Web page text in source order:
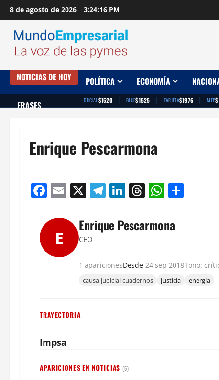
Saltar
al
contenido
8 de agosto de 2026 3:24:17 PM
NOTICIAS DE HOY POLÍTICA ECONOMÍA
FRASES OFICIAL$1520 | BLUE$1525 | TARJETA$1976 | MEP
Enrique Pescarmona
Facebook
Email
X Telegram
LinkedIn
Threads
E
Enrique Pescarmona
CEO
1 aparicionesDesde 24 sep 2018Tono:
causa judicial cuadernos justicia energía
TRAYECTORIA
Impsa
APARICIONES EN NOTICIAS (5)